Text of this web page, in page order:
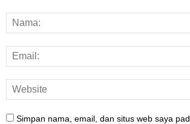
Simpan nama, email, dan situs web saya